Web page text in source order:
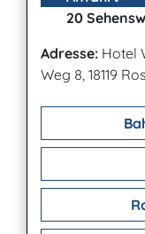
20
Adresse: Hotel
Weg 8, 18119